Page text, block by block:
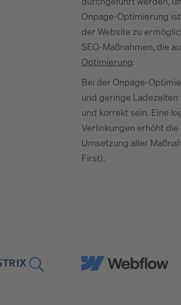
Onpage-Optimierung
der Website zu
SEO-Maßnahmen, die
Optimierung.
Bei der Onpage-
und geringe
und korrekt sein. Eine
Verlinkungen erhöht
Umsetzung aller
First).